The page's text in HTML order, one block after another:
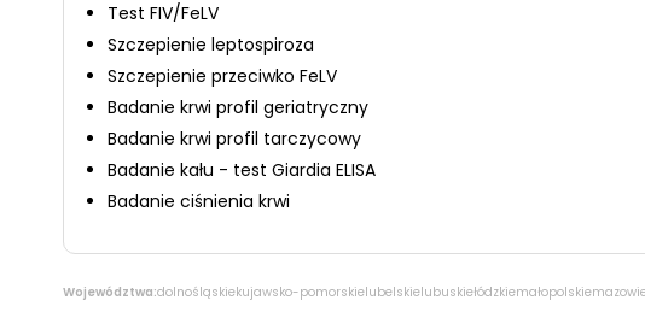
Test FIV/FeLV
Szczepienie leptospiroza
Szczepienie przeciwko FeLV
Badanie krwi profil geriatryczny
Badanie krwi profil tarczycowy
Badanie kału - test Giardia ELISA
Badanie ciśnienia krwi
Województwa:dolnośląskiekujawsko-pomorskielubelskielubuskiełódzkiemałopolskie